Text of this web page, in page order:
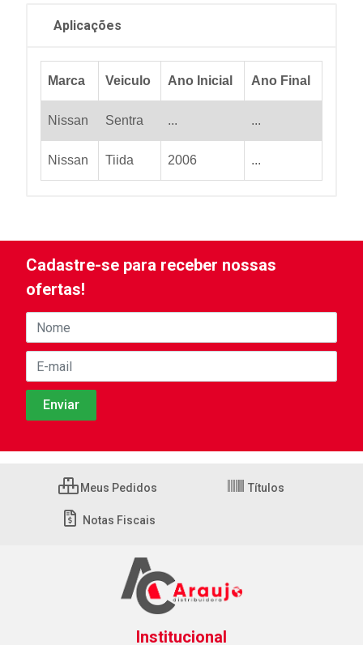
Aplicações
Marca Veiculo Ano Inicial Ano Final
Nissan Sentra ... ...
Nissan Tiida 2006 ...
Cadastre-se para receber nossas
ofertas!
Meus Pedidos Títulos
Notas Fiscais
Institucional